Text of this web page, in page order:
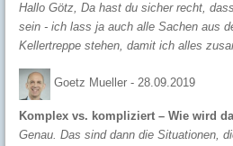
Hallo Götz, Da hast du sicher recht,
sein - ich lass ja auch alle Sachen aus
Kellertreppe stehen, damit ich alles
Goetz Mueller - 28.09.2019
Komplex vs. kompliziert – Wie wird
Genau. Das sind dann die Situationen,